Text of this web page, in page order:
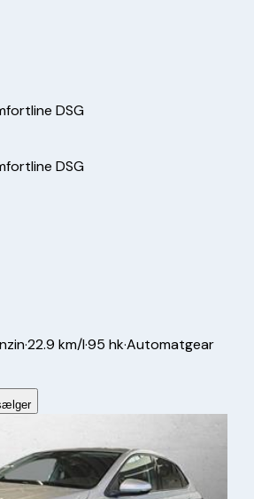
DSG
DSG
·22.9 km/l·95 hk·Automatgear